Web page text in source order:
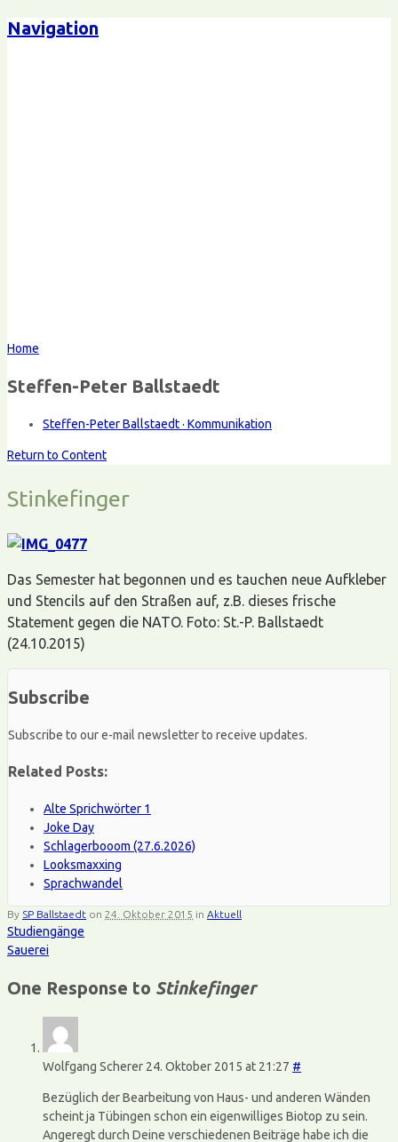
Navigation
Home
Steffen-Peter Ballstaedt
Steffen-Peter Ballstaedt · Kommunikation
Return to Content
Stinkefinger
Das Semester hat begonnen und es tauchen neue Aufkleber
und Stencils auf den Straßen auf, z.B. dieses frische
Statement gegen die NATO. Foto: St.-P. Ballstaedt
(24.10.2015)
Subscribe
Subscribe to our e-mail newsletter to receive updates.
Related Posts:
Alte Sprichwörter 1
Joke Day
Schlagerbooom (27.6.2026)
Looksmaxxing
Sprachwandel
By SP Ballstaedt on 24. Oktober 2015 in Aktuell
Studiengänge
Sauerei
One Response to Stinkefinger
Wolfgang Scherer 24. Oktober 2015 at 21:27 #
Bezüglich der Bearbeitung von Haus- und anderen Wänden
scheint ja Tübingen schon ein eigenwilliges Biotop zu sein.
Angeregt durch Deine verschiedenen Beiträge habe ich die